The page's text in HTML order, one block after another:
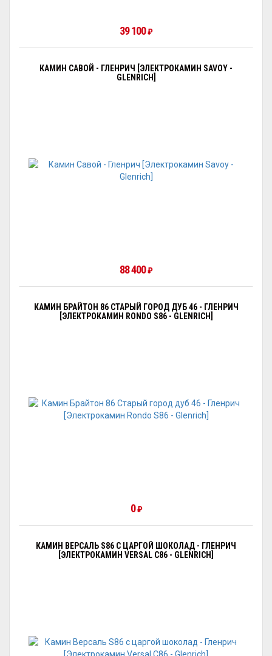
39 100₽
КАМИН САВОЙ - ГЛЕНРИЧ [ЭЛЕКТРОКАМИН SAVOY -
GLENRICH]
88 400₽
КАМИН БРАЙТОН 86 СТАРЫЙ ГОРОД ДУБ 46 - ГЛЕНРИЧ
[ЭЛЕКТРОКАМИН RONDO S86 - GLENRICH]
0₽
КАМИН ВЕРСАЛЬ S86 С ЦАРГОЙ ШОКОЛАД - ГЛЕНРИЧ
[ЭЛЕКТРОКАМИН VERSAL С86 - GLENRICH]